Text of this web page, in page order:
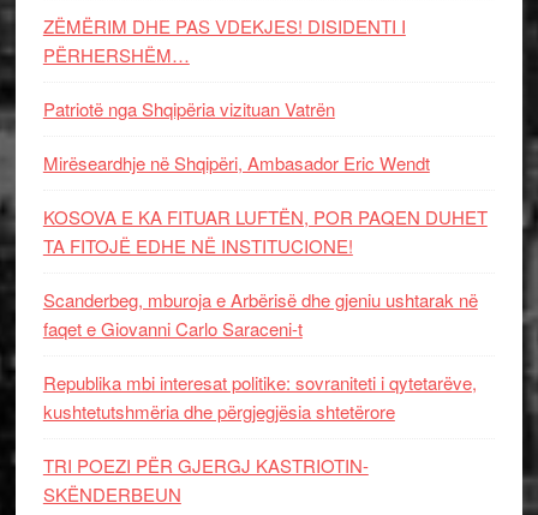
ZËMËRIM DHE PAS VDEKJES! DISIDENTI I
PËRHERSHËM…
Patriotë nga Shqipëria vizituan Vatrën
Mirëseardhje në Shqipëri, Ambasador Eric Wendt
KOSOVA E KA FITUAR LUFTËN, POR PAQEN DUHET
TA FITOJË EDHE NË INSTITUCIONE!
Scanderbeg, mburoja e Arbërisë dhe gjeniu ushtarak në
faqet e Giovanni Carlo Saraceni-t
Republika mbi interesat politike: sovraniteti i qytetarëve,
kushtetutshmëria dhe përgjegjësia shtetërore
TRI POEZI PËR GJERGJ KASTRIOTIN-
SKËNDERBEUN